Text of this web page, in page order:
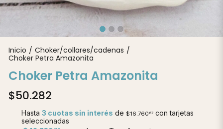
Inicio / Choker/collares/cadenas /
Choker Petra Amazonita
Choker Petra Amazonita
$50.282
Hasta 3 cuotas sin interés de $16.760 67con tarjetas
seleccionadas